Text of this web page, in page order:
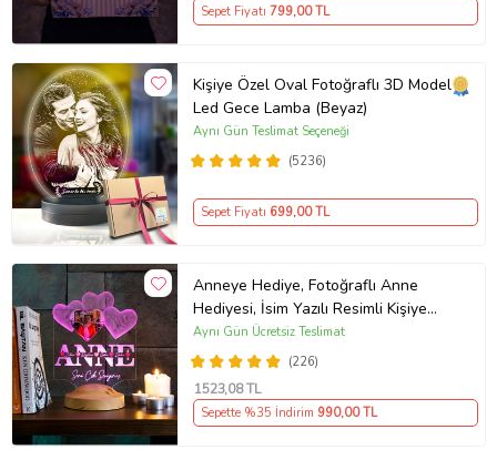
Sepet Fiyatı 799,00 TL
Kişiye Özel Oval Fotoğraflı 3D Model
Led Gece Lamba (Beyaz)
(5236)
Aynı Gün Teslimat Seçeneği
Sepet Fiyatı 699,00 TL
Anneye Hediye, Fotoğraflı Anne
Hediyesi, İsim Yazılı Resimli Kişiye
Özel 3D Resimli Led Lamba
(226)
Aynı Gün Ücretsiz Teslimat
1523,08 TL
Sepette %35 İndirim 990,00 TL